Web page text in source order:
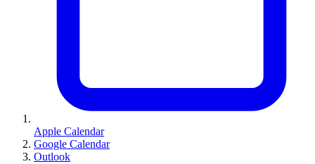
Apple Calendar
Google Calendar
Outlook